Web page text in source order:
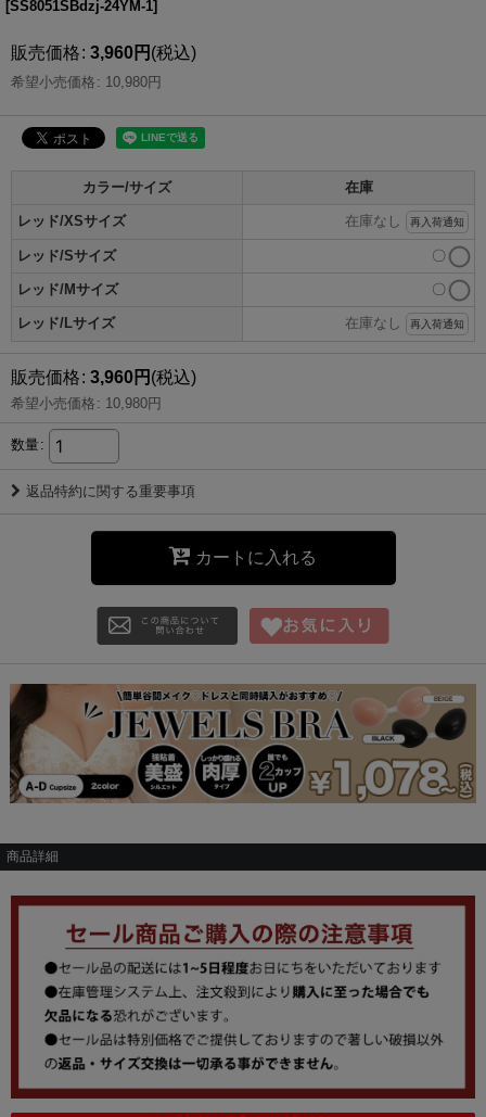
[SS8051SBdzj-24YM-1]
販売価格: 3,960円 (税込)
希望小売価格 : 10,980円
カラー/サイズ 在庫
レッド/XSサイズ 在庫なし 再入荷通知
レッド/Sサイズ 〇
レッド/Mサイズ 〇
レッド/Lサイズ 在庫なし 再入荷通知
販売価格: 3,960円 (税込)
希望小売価格 : 10,980円
数量:
返品特約に関する重要事項
カートに入れる
商品詳細